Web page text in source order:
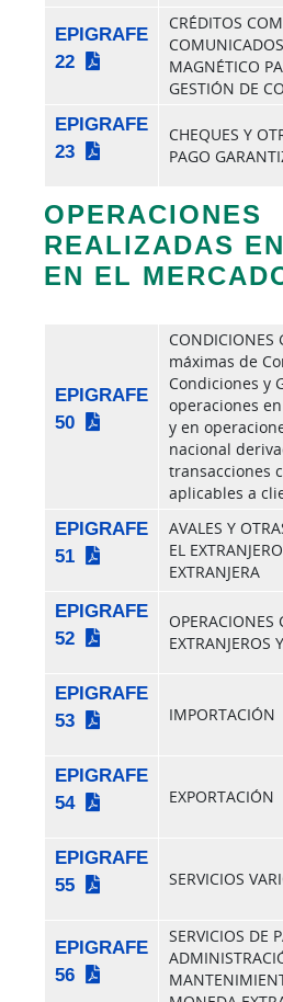
EPIGRAFE
22
CRÉDITOS
MAGNÉTICO
GESTIÓN DE
EPIGRAFE
23
CHEQUES Y
PAGO
OPERACIONES
REALIZADAS
EN EL
EPIGRAFE
50
CONDICIONES
máximas de
Condiciones y
operaciones
y en
nacional
transacciones
aplicables a
EPIGRAFE
51
AVALES Y
EL
EXTRANJERA
EPIGRAFE
52
OPERACIONES
EXTRANJEROS
EPIGRAFE
53
IMPORTACIÓN
EPIGRAFE
54
EXPORTACIÓN
EPIGRAFE
55
SERVICIOS
EPIGRAFE
56
SERVICIOS DE